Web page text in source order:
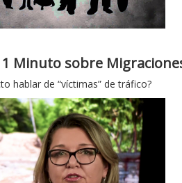
1 Minuto sobre
hablar de “víctimas” de tráfico?